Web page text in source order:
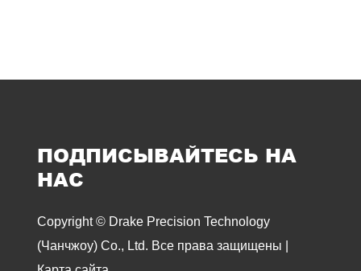
ПОДПИСЫВАЙТЕСЬ НА
НАС
Copyright © Drake Precision Technology
(Чанчжоу) Co., Ltd. Все права защищены |